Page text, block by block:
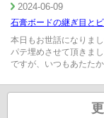
2024-06-09
石膏ボードの継ぎ目と
本日もお世話になりま
パテ埋めさせて頂きま
ですが、いつもあたた